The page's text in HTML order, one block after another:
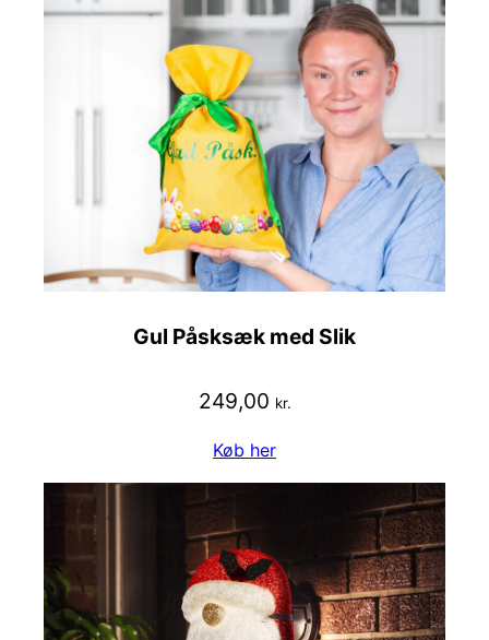
Gul Påsksæk med Slik
249,00 kr.
Køb her